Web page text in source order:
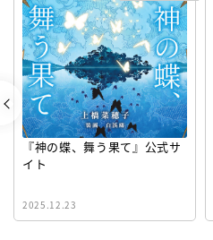
『神の蝶、舞う果て』公式サ
イト
2025.12.23